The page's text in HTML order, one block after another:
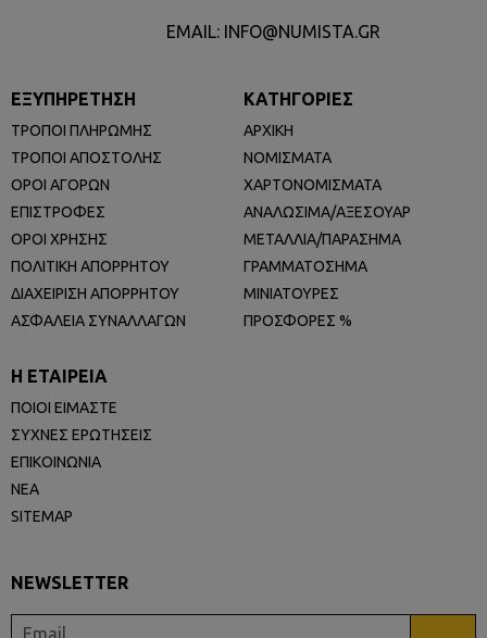
EMAIL: INFO@NUMISTA.GR
ΕΞΥΠΗΡΕΤΗΣΗ
ΤΡΟΠΟΙ ΠΛΗΡΩΜΗΣ
ΤΡΟΠΟΙ ΑΠΟΣΤΟΛΗΣ
ΟΡΟΙ ΑΓΟΡΩΝ
ΕΠΙΣΤΡΟΦΕΣ
ΟΡΟΙ ΧΡΗΣΗΣ
ΠΟΛΙΤΙΚΗ ΑΠΟΡΡΗΤΟΥ
ΔΙΑΧΕΙΡΙΣΗ ΑΠΟΡΡΗΤΟΥ
ΑΣΦΑΛΕΙΑ ΣΥΝΑΛΛΑΓΩΝ
ΚΑΤΗΓΟΡΙΕΣ
ΑΡΧΙΚΗ
ΝΟΜΙΣΜΑΤΑ
ΧΑΡΤΟΝΟΜΙΣΜΑΤΑ
ΑΝΑΛΩΣΙΜΑ/ΑΞΕΣΟΥΑΡ
ΜΕΤΑΛΛΙΑ/ΠΑΡΑΣΗΜΑ
ΓΡΑΜΜΑΤΟΣΗΜΑ
ΜΙΝΙΑΤΟΥΡΕΣ
ΠΡΟΣΦΟΡΕΣ %
Η ΕΤΑΙΡΕΙΑ
ΠΟΙΟΙ ΕΙΜΑΣΤΕ
ΣΥΧΝΕΣ ΕΡΩΤΗΣΕΙΣ
ΕΠΙΚΟΙΝΩΝΙΑ
ΝΕΑ
SITEMAP
NEWSLETTER